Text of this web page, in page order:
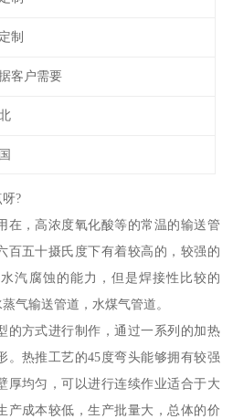
制
客户需要
?
在，高浓度氧化酸等的常温的输送管
百五十摄氏度下有着较高的，较强的
汽腐蚀的能力，但是焊接性比较的
气输送管道，水煤气管道。
的方式进行制作，通过一系列的加热
。热推工艺的45度弯头能够拥有较强
厚均匀，可以进行连续作业适合于大
产成本较低，生产批量大，总体的价